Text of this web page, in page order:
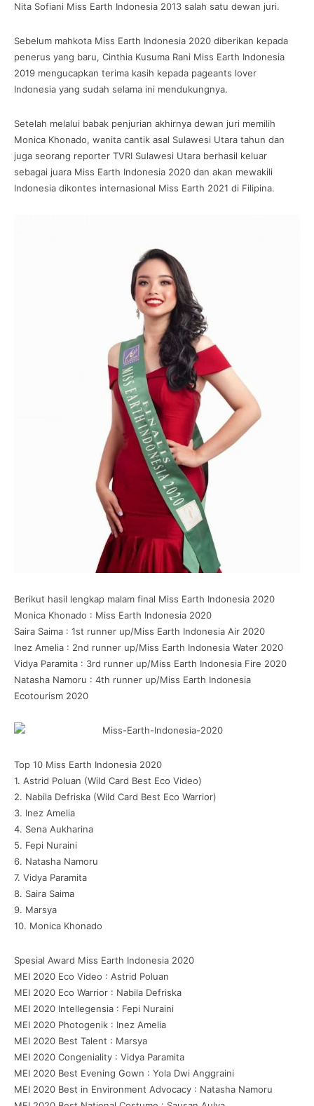
Nita Sofiani Miss Earth Indonesia 2013 salah satu dewan juri.
Sebelum mahkota Miss Earth Indonesia 2020 diberikan kepada
penerus yang baru, Cinthia Kusuma Rani Miss Earth Indonesia
2019 mengucapkan terima kasih kepada pageants lover
Indonesia yang sudah selama ini mendukungnya.
Setelah melalui babak penjurian akhirnya dewan juri memilih
Monica Khonado, wanita cantik asal Sulawesi Utara tahun dan
juga seorang reporter TVRI Sulawesi Utara berhasil keluar
sebagai juara Miss Earth Indonesia 2020 dan akan mewakili
Indonesia dikontes internasional Miss Earth 2021 di Filipina.
Berikut hasil lengkap malam final Miss Earth Indonesia 2020
Monica Khonado : Miss Earth Indonesia 2020
Saira Saima : 1st runner up/Miss Earth Indonesia Air 2020
Inez Amelia : 2nd runner up/Miss Earth Indonesia Water 2020
Vidya Paramita : 3rd runner up/Miss Earth Indonesia Fire 2020
Natasha Namoru : 4th runner up/Miss Earth Indonesia
Ecotourism 2020
Top 10 Miss Earth Indonesia 2020
1. Astrid Poluan (Wild Card Best Eco Video)
2. Nabila Defriska (Wild Card Best Eco Warrior)
3. Inez Amelia
4. Sena Aukharina
5. Fepi Nuraini
6. Natasha Namoru
7. Vidya Paramita
8. Saira Saima
9. Marsya
10. Monica Khonado
Spesial Award Miss Earth Indonesia 2020
MEI 2020 Eco Video : Astrid Poluan
MEI 2020 Eco Warrior : Nabila Defriska
MEI 2020 Intellegensia : Fepi Nuraini
MEI 2020 Photogenik : Inez Amelia
MEI 2020 Best Talent : Marsya
MEI 2020 Congeniality : Vidya Paramita
MEI 2020 Best Evening Gown : Yola Dwi Anggraini
MEI 2020 Best in Environment Advocacy : Natasha Namoru